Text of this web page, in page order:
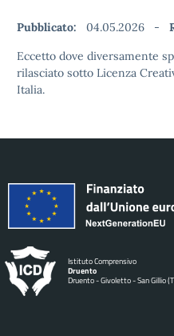
Pubblicato: 04.05.2026 -
Eccetto dove diversamente
rilasciato sotto Licenza
Italia.
Istituto Comprensivo
Druento
Druento - Givoletto - San Gillio